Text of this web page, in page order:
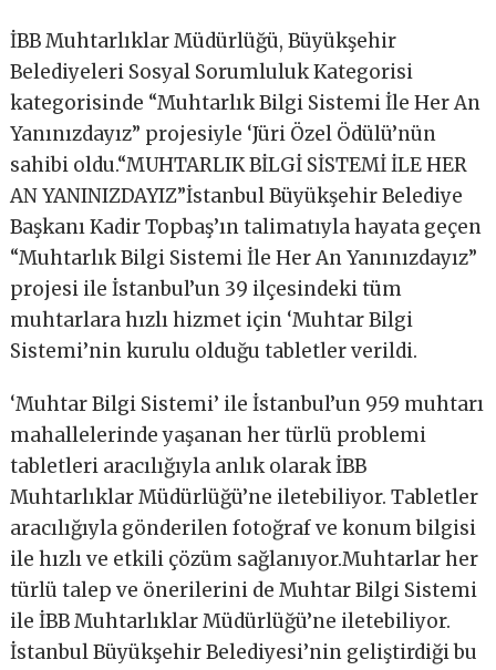
İBB Muhtarlıklar Müdürlüğü, Büyükşehir
Belediyeleri Sosyal Sorumluluk Kategorisi
kategorisinde “Muhtarlık Bilgi Sistemi İle Her An
Yanınızdayız” projesiyle ‘Jüri Özel Ödülü’nün
sahibi oldu.“MUHTARLIK BİLGİ SİSTEMİ İLE HER
AN YANINIZDAYIZ”İstanbul Büyükşehir Belediye
Başkanı Kadir Topbaş’ın talimatıyla hayata geçen
“Muhtarlık Bilgi Sistemi İle Her An Yanınızdayız”
projesi ile İstanbul’un 39 ilçesindeki tüm
muhtarlara hızlı hizmet için ‘Muhtar Bilgi
Sistemi’nin kurulu olduğu tabletler verildi.
‘Muhtar Bilgi Sistemi’ ile İstanbul’un 959 muhtarı
mahallelerinde yaşanan her türlü problemi
tabletleri aracılığıyla anlık olarak İBB
Muhtarlıklar Müdürlüğü’ne iletebiliyor. Tabletler
aracılığıyla gönderilen fotoğraf ve konum bilgisi
ile hızlı ve etkili çözüm sağlanıyor.Muhtarlar her
türlü talep ve önerilerini de Muhtar Bilgi Sistemi
ile İBB Muhtarlıklar Müdürlüğü’ne iletebiliyor.
İstanbul Büyükşehir Belediyesi’nin geliştirdiği bu